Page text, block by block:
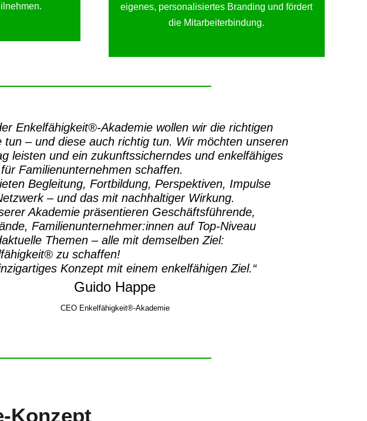
eigenes, personalisiertes Branding und fördert
die Mitarbeiterbindung.
Enkelfähigkeit®-Akademie wollen wir die richtigen
tun – und diese auch richtig tun. Wir möchten unseren
leisten und ein zukunftssicherndes und enkelfähiges
für Familienunternehmen schaffen.
Begleitung, Fortbildung, Perspektiven, Impulse
– und das mit nachhaltiger Wirkung.
Akademie präsentieren Geschäftsführende,
Familienunternehmer:innen auf Top-Niveau
Themen – alle mit demselben Ziel:
zu schaffen!
Konzept mit einem enkelfähigen Ziel.“
Guido Happe
CEO Enkelfähigkeit®-Akademie
Konzept